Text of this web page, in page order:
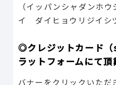
（イッパンシャダンホ
イ ダイヒョウリジイシ
◎クレジットカード
ラットフォームにて頂
バナーをクリックいただ